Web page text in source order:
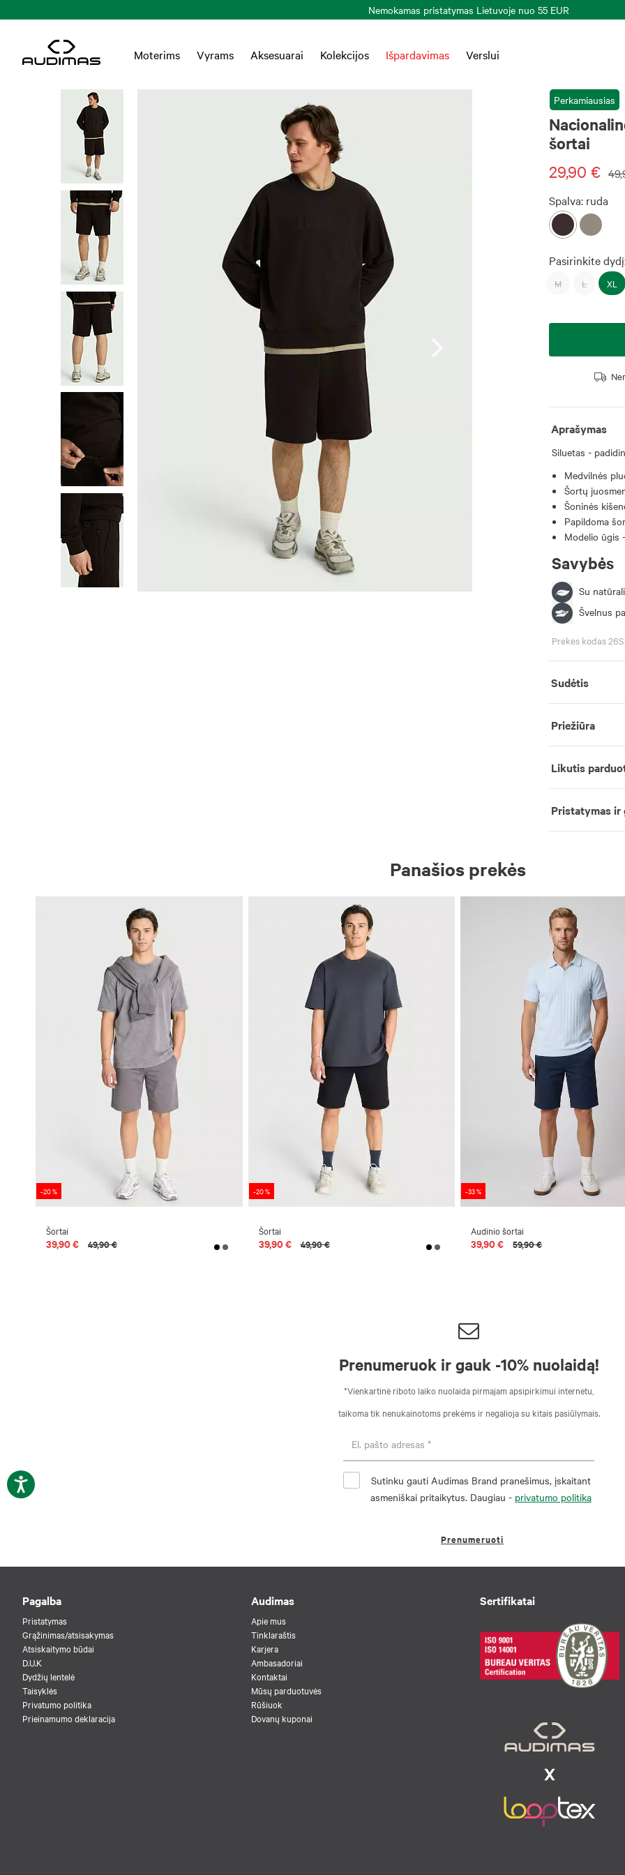
Nemokamas pristatymas Lietuvoje nuo 55 EUR
Moterims Vyrams Aksesuarai Kolekcijos Išpardavimas Verslui
Perkamiausias
šortai
29,90 €
Spalva: ruda
Pasirinkite
M L XL
Aprašymas
Siluetas -
Medvilnės
Šortų
Šoninės
Papildoma
Modelio ūgis
Savybės
Su
Švelnus
Prekės kodas
Sudėtis
Priežiūra
Likutis
Pristatymas ir
Panašios prekės
-20 %
Šortai
39,90 € 49,90 €
-20 %
Šortai
39,90 € 49,90 €
-33 %
Audinio šortai
39,90 € 59,90 €
Prenumeruok ir gauk -10% nuolaidą!
*Vienkartinė riboto laiko nuolaida pirmajam apsipirkimui internetu,
taikoma tik nenukainotoms prekėms ir negalioja su kitais pasiūlymais.
Sutinku gauti Audimas Brand pranešimus, įskaitant
asmeniškai pritaikytus. Daugiau - privatumo politika
Prenumeruoti
Pagalba
Pristatymas
Grąžinimas/atsisakymas
Atsiskaitymo būdai
D.U.K
Dydžių lentelė
Taisyklės
Privatumo politika
Prieinamumo deklaracija
Audimas
Apie mus
Tinklaraštis
Karjera
Ambasadoriai
Kontaktai
Mūsų parduotuvės
Rūšiuok
Dovanų kuponai
Sertifikatai